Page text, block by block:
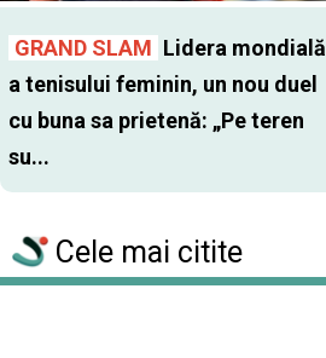
GRAND SLAM Lidera mondială
a tenisului feminin, un nou duel
cu buna sa prietenă: „Pe teren
su...
Cele mai citite